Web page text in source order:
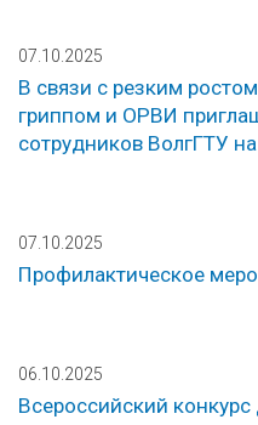
07.10.2025
В связи с резким
гриппом и ОРВИ
сотрудников ВолгГТУ
07.10.2025
Профилактическое
06.10.2025
Всероссийский